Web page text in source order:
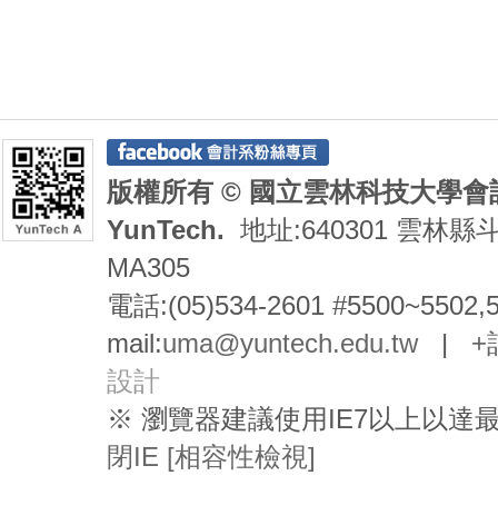
版權所有 © 國立雲林科技大學
YunTech. 地址:640301 雲林縣
MA305
電話:(05)534-2601
mail:uma@yuntech.edu.tw| +
設計
※ 瀏覽器建議使用IE7以上以達
閉IE [相容性檢視]